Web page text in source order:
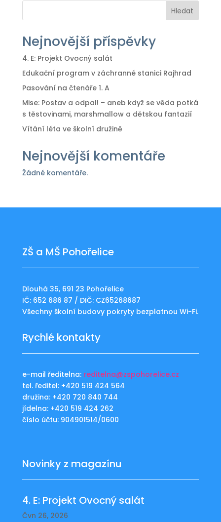
Hledat
Nejnovější příspěvky
4. E: Projekt Ovocný salát
Edukační program v záchranné stanici Rajhrad
Pasování na čtenáře 1. A
Mise: Postav a odpal! – aneb když se věda potká
s těstovinami, marshmallow a dětskou fantazií
Vítání léta ve školní družině
Nejnovější komentáře
Žádné komentáře.
ZŠ a MŠ Pohořelice
Dlouhá 35, 691 23 Pohořelice
IČ: 652 686 87 / DIČ: CZ65268687
Všechny školní budovy pokryty bezplatnou Wi-Fi.
Rychlé kontakty
e-mail ředitelna: reditelna@zspohorelice.cz
tel. ředitel: +420 519 424 564
družina: +420 720 840 744
jídelna: +420 519 424 262
číslo účtu: 904901514/0600
Novinky z magazínu
4. E: Projekt Ovocný salát
Čvn 26, 2026